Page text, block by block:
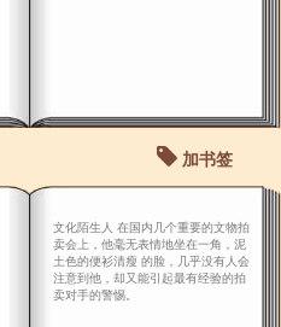
加书签
文化陌生人 在国内几个重要的文物拍
卖会上，他毫无表情地坐在一角，泥
土色的便衫清瘦 的脸，几乎没有人会
注意到他，却又能引起最有经验的拍
卖对手的警惕。